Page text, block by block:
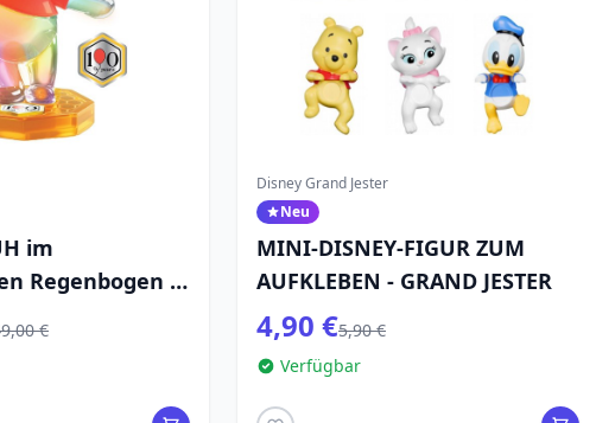
im
Regenbogen –
JESTER
€
Disney Grand Jester
Neu
MINI-DISNEY-FIGUR ZUM
AUFKLEBEN - GRAND JESTER
4,90 €5,90 €
Verfügbar